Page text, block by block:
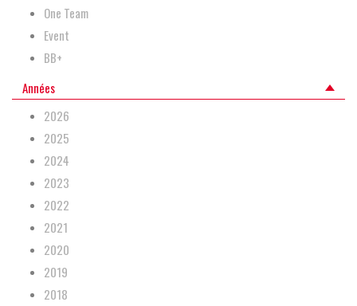
One Team
Event
BB+
Années
2026
2025
2024
2023
2022
2021
2020
2019
2018